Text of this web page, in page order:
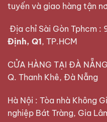
tuyến và giao hàng tận
Địa chỉ Sài Gòn Tphcm :
Định, Q1, TP.HCM
CỬA HÀNG TẠI ĐÀ
Q. Thanh Khê, Đà Nẵng
Hà Nội : Tòa nhà Không
nghiệp Bát Tràng, Gia